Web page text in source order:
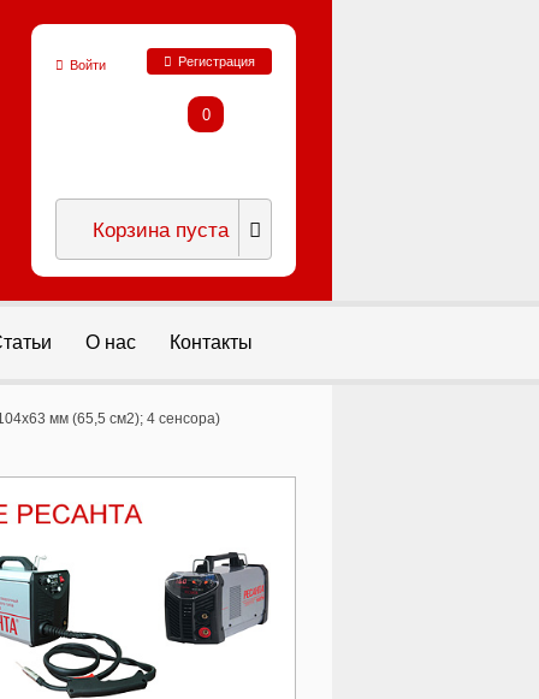
Войти Регистрация
0
Корзина пуста
О нас Контакты
мм (65,5 см2); 4 сенсора)